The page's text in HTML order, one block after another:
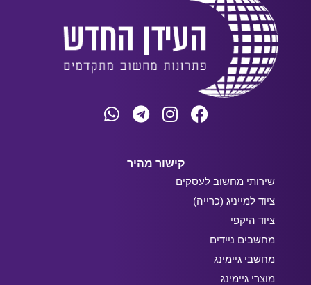
קישור מהיר
שירותי מחשוב לעסקים
ציוד למייניג (כרייה)
ציוד היקפי
מחשבים ניידים
מחשבי גיימינג
מוצרי גיימינג